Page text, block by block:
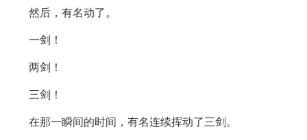
然后，有名动了。
一剑！
两剑！
三剑！
在那一瞬间的时间，有名连续挥动了三剑。